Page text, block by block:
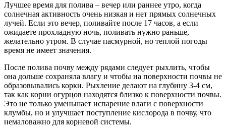
Лучшее время для полива – вечер или раннее утро, когда
солнечная активность очень низкая и нет прямых солнечных
лучей. Если это вечер, поливайте после 17 часов, а если
ожидаете прохладную ночь, поливать нужно раньше,
желательно утром. В случае пасмурной, но теплой погоды
время не имеет значения.
После полива почву между рядами следует рыхлить, чтобы
она дольше сохраняла влагу и чтобы на поверхности почвы не
образовывались корки. Рыхление делают на глубину 3-4 см,
так как корни огурцов находятся близко к поверхности почвы.
Это не только уменьшает испарение влаги с поверхности
клумбы, но и улучшает поступление кислорода в почву, что
немаловажно для корневой системы.